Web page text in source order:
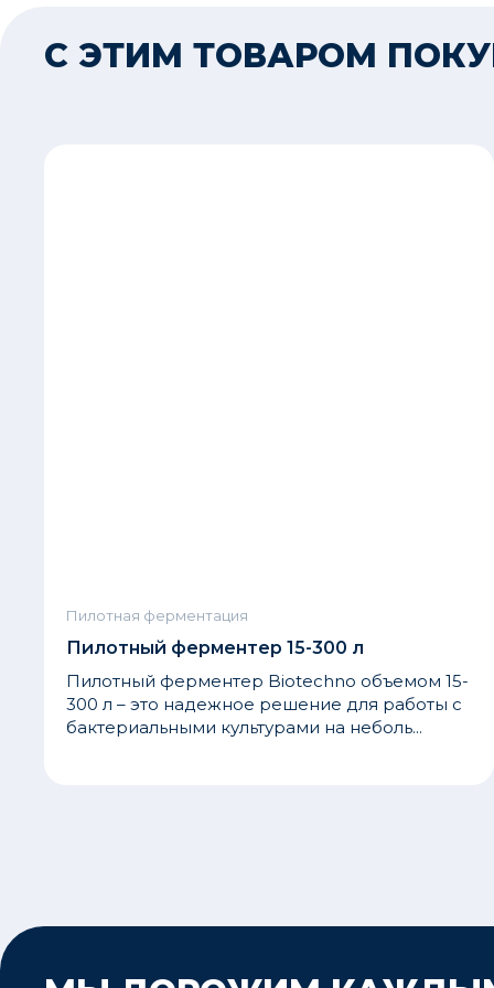
С ЭТИМ ТОВАРОМ
Пилотная ферментация
Пилотный ферментер 15-300 л
Пилотный ферментер Biotechno объемом 15-
300 л – это надежное решение для работы с
бактериальными культурами на неболь...